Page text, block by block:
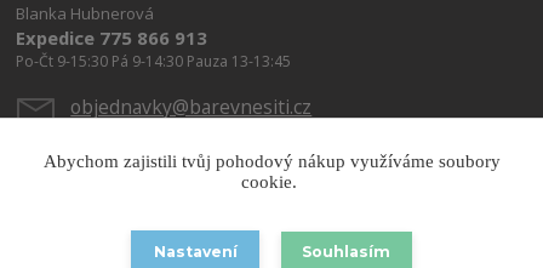
Blanka Hubnerová
Expedice 775 866 913
Po-Čt 9-15:30 Pá 9-14:30 Pauza 13-13:45
objednavky@barevnesiti.cz
Abychom zajistili tvůj pohodový nákup využíváme soubory
cookie.
Nastavení Souhlasím